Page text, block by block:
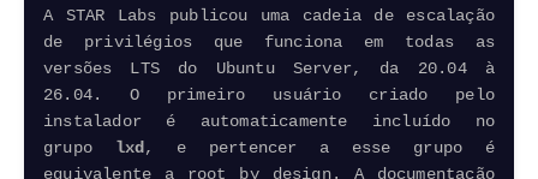
A STAR Labs publicou uma cadeia de escalação
de privilégios que funciona em todas as
versões LTS do Ubuntu Server, da 20.04 à
26.04. O primeiro usuário criado pelo
instalador é automaticamente incluído no
grupo lxd, e pertencer a esse grupo é
equivalente a root by design. A documentação